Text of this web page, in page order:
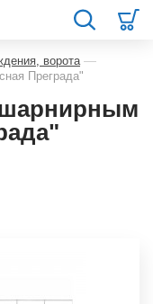
ворота —
Преграда"
шарнирным